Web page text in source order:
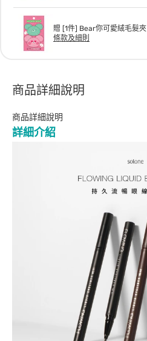
贈 [1件] Bear你可愛絨毛髮夾
條款及細則
商品詳細說明
商品詳細說明
詳細介紹